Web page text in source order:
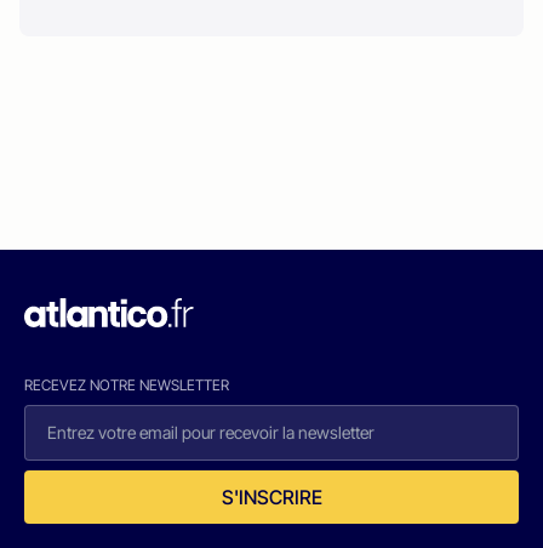
RECEVEZ NOTRE NEWSLETTER
S'INSCRIRE